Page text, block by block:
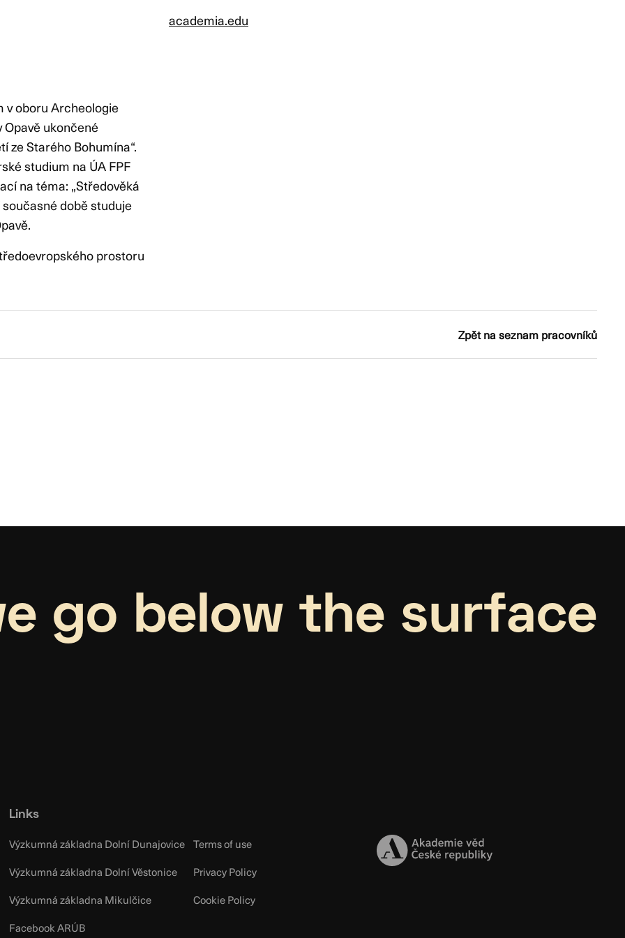
v oboru Archeologie
Opavě ukončené
ze Starého Bohumína“.
studium na ÚA FPF
na téma: „Středověká
době studuje
prostoru
academia.edu
Zpět na seznam pracovníků
go below the surface
Links
Výzkumná základna Dolní Dunajovice
Výzkumná základna Dolní Věstonice
Výzkumná základna Mikulčice
Facebook ARÚB
Terms of use
Privacy Policy
Cookie Policy